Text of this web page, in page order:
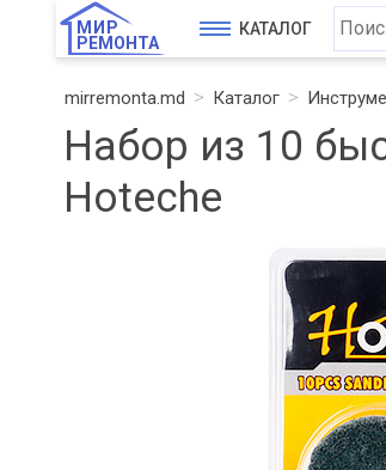
МИР
РЕМОНТА
КАТАЛОГ
mirremonta.md Каталог
Набор из 10
Hoteche